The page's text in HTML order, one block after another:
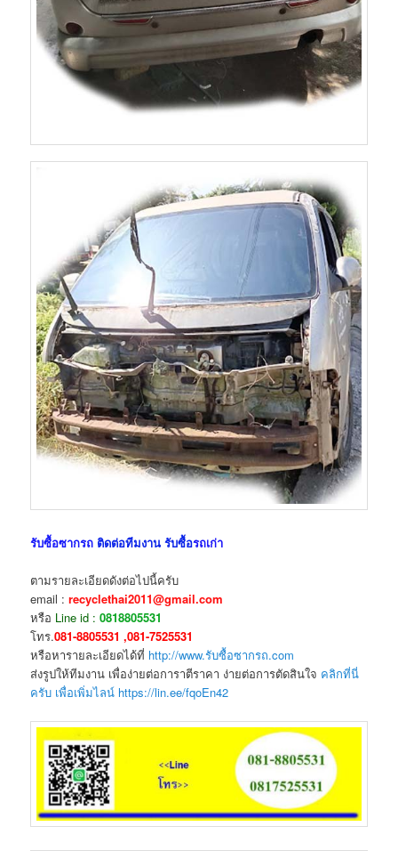
รับซื้อซากรถ ติดต่อทีมงาน รับซื้อรถเก่า
ตามรายละเอียดดังต่อไปนี้ครับ
email :recyclethai2011@gmail.com
หรือ Line id :0818805531
โทร.081-8805531 ,081-7525531
หรือหารายละเอียดได้ที่ http://www.รับซื้อซากรถ.com
ส่งรูปให้ทีมงาน เพื่อง่ายต่อการาตีราคา ง่ายต่อการตัดสินใจ คลิกที่นี่
ครับ เพื่อเพิ่มไลน์ https://lin.ee/fqoEn42